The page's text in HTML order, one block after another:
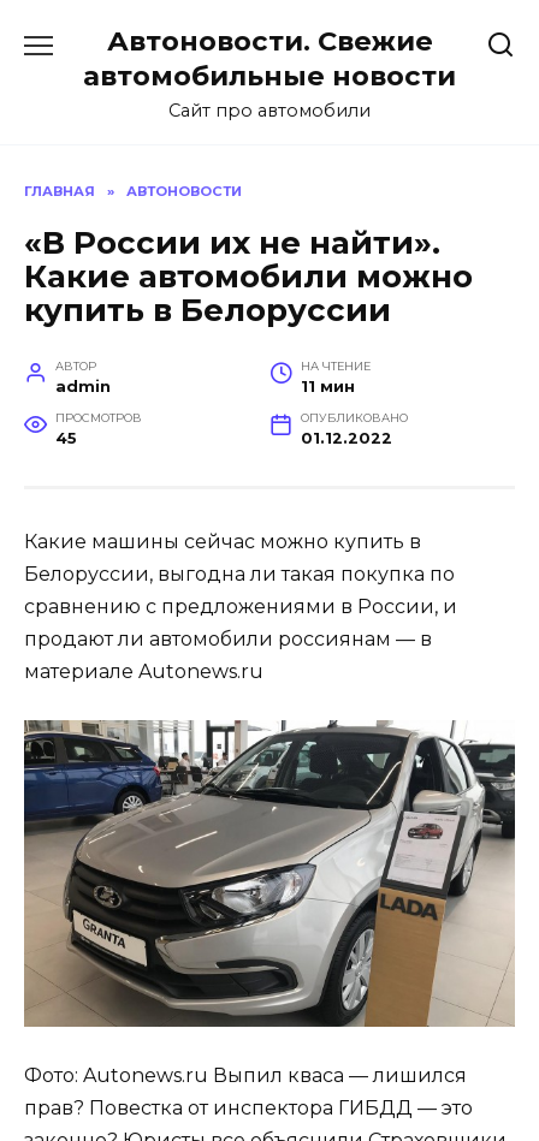
содержанию
Автоновости. Свежие
автомобильные новости
Сайт про автомобили
ГЛАВНАЯ » АВТОНОВОСТИ
«В России их не найти».
Какие автомобили можно
купить в Белоруссии
АВТОР
admin
НА ЧТЕНИЕ
11 мин
ПРОСМОТРОВ
45
ОПУБЛИКОВАНО
01.12.2022
Какие машины сейчас можно купить в
Белоруссии, выгодна ли такая покупка по
сравнению с предложениями в России, и
продают ли автомобили россиянам — в
материале Autonews.ru
Фото: Autonews.ru Выпил кваса — лишился
прав? Повестка от инспектора ГИБДД — это